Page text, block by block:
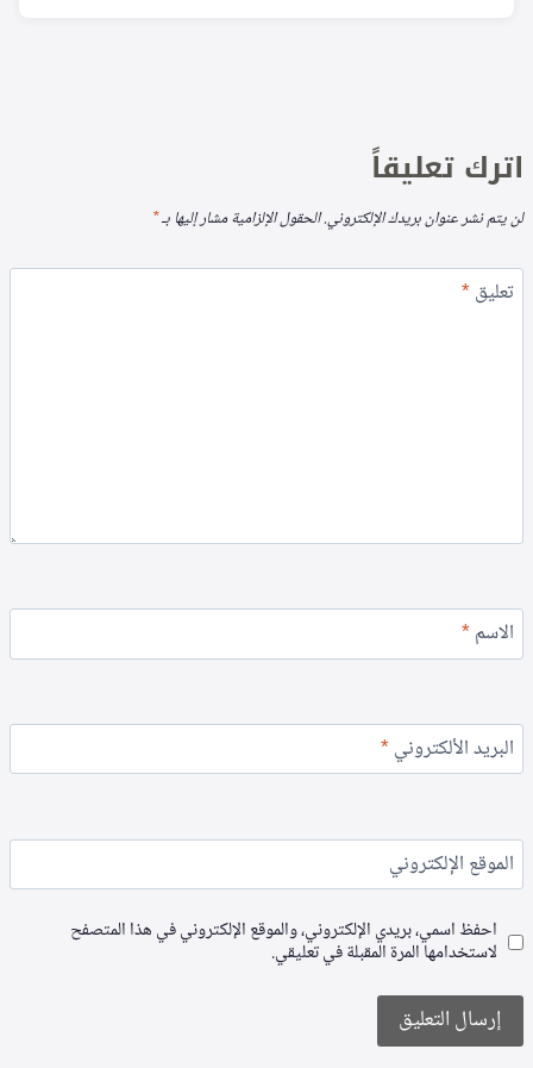
اترك تعليقاً
لن يتم نشر عنوان بريدك الإلكتروني.الحقول الإلزامية مشار إليها بـ*
تعليق*
الاسم*
البريد الألكتروني*
الموقع الإلكتروني
احفظ اسمي، بريدي الإلكتروني، والموقع الإلكتروني في هذا المتصفح
لاستخدامها المرة المقبلة في تعليقي.